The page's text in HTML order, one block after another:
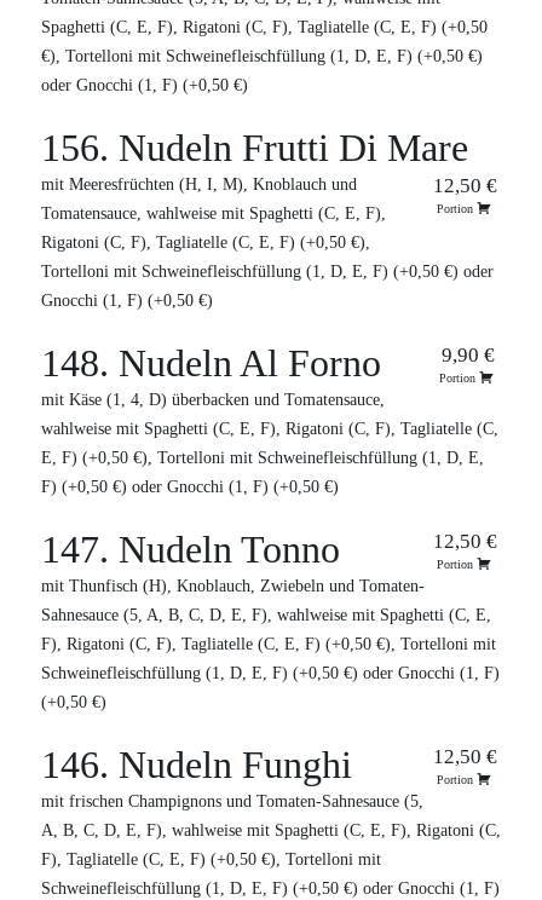
Spaghetti (C, E, F), Rigatoni (C, F), Tagliatelle (C, E, F) (+0,50
€), Tortelloni mit Schweinefleischfüllung (1, D, E, F) (+0,50 €)
oder Gnocchi (1, F) (+0,50 €)
156. Nudeln Frutti Di Mare
12,50 €
Portion
mit Meeresfrüchten (H, I, M), Knoblauch und
Tomatensauce, wahlweise mit Spaghetti (C, E, F),
Rigatoni (C, F), Tagliatelle (C, E, F) (+0,50 €),
Tortelloni mit Schweinefleischfüllung (1, D, E, F) (+0,50 €) oder
Gnocchi (1, F) (+0,50 €)
148. Nudeln Al Forno 9,90 €
Portion
mit Käse (1, 4, D) überbacken und Tomatensauce,
wahlweise mit Spaghetti (C, E, F), Rigatoni (C, F), Tagliatelle (C,
E, F) (+0,50 €), Tortelloni mit Schweinefleischfüllung (1, D, E,
F) (+0,50 €) oder Gnocchi (1, F) (+0,50 €)
147. Nudeln Tonno 12,50 €
Portion
mit Thunfisch (H), Knoblauch, Zwiebeln und Tomaten-
Sahnesauce (5, A, B, C, D, E, F), wahlweise mit Spaghetti (C, E,
F), Rigatoni (C, F), Tagliatelle (C, E, F) (+0,50 €), Tortelloni mit
Schweinefleischfüllung (1, D, E, F) (+0,50 €) oder Gnocchi (1, F)
(+0,50 €)
146. Nudeln Funghi 12,50 €
Portion
mit frischen Champignons und Tomaten-Sahnesauce (5,
A, B, C, D, E, F), wahlweise mit Spaghetti (C, E, F), Rigatoni (C,
F), Tagliatelle (C, E, F) (+0,50 €), Tortelloni mit
Schweinefleischfüllung (1, D, E, F) (+0,50 €) oder Gnocchi (1, F)